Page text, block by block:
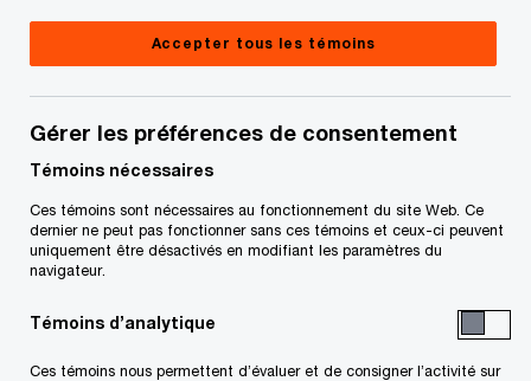
Directrice générale, Transformation de la main-d’œuvre,
Leadership transformateur, PwC Canada
Coordonnées
Courriel
LinkedIn
Accepter tous les témoins
Gérer les préférences de consentement
Témoins nécessaires
Ces témoins sont nécessaires au fonctionnement du site Web. Ce
dernier ne peut pas fonctionner sans ces témoins et ceux-ci peuvent
uniquement être désactivés en modifiant les paramètres du
navigateur.
Témoins d’analytique
Ces témoins nous permettent d’évaluer et de consigner l’activité sur